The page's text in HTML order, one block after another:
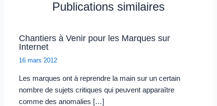
Publications similaires
Chantiers à Venir pour les Marques sur
Internet
16 mars 2012
Les marques ont à reprendre la main sur un certain
nombre de sujets critiques qui peuvent apparaître
comme des anomalies […]